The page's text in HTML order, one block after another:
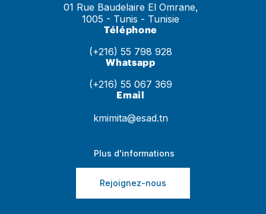
01 Rue Baudelaire El Omrane,
1005 - Tunis - Tunisie
Téléphone
(+216) 55 798 928
Whatsapp
(+216) 55 067 369
Email
kmimita@esad.tn
Plus d'informations
Rejoignez-nous